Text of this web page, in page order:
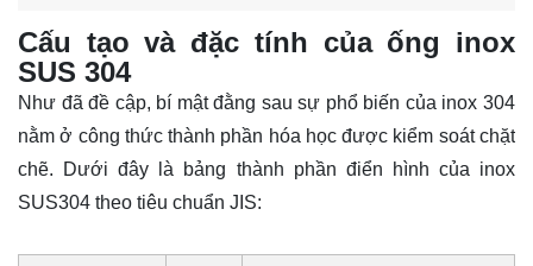
Cấu tạo và đặc tính của ống inox
SUS 304
Như đã đề cập, bí mật đằng sau sự phổ biến của inox 304
nằm ở công thức thành phần hóa học được kiểm soát chặt
chẽ. Dưới đây là bảng thành phần điển hình của inox
SUS304 theo tiêu chuẩn JIS: